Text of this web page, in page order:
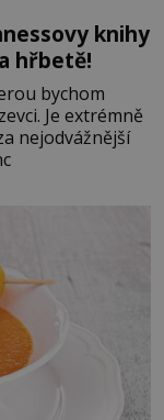
knihy
hřbetě!
bychom
Je extrémně
nejodvážnější